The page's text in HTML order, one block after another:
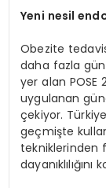
Yeni nesil
Obezite
daha fazla
yer alan POSE
uygulanan
çekiyor.
geçmişte
tekniklerinden